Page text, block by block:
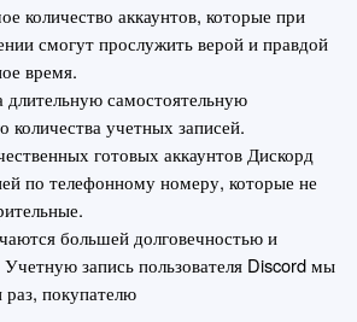
количество аккаунтов, которые при
смогут прослужить верой и правдой
время.
длительную самостоятельную
количества учетных записей.
готовых аккаунтов Дискорд
по телефонному номеру, которые не
большей долговечностью и
запись пользователя Discord мы
покупателю